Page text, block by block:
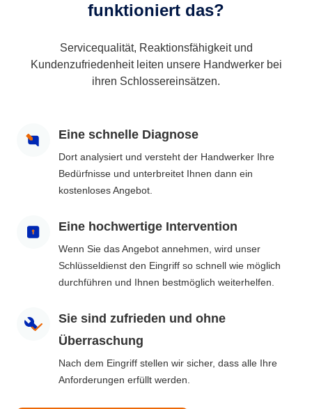
funktioniert das?
Servicequalität, Reaktionsfähigkeit und
Kundenzufriedenheit leiten unsere Handwerker bei
ihren Schlossereinsätzen.
Eine schnelle Diagnose
Dort analysiert und versteht der Handwerker Ihre
Bedürfnisse und unterbreitet Ihnen dann ein
kostenloses Angebot.
Eine hochwertige Intervention
Wenn Sie das Angebot annehmen, wird unser
Schlüsseldienst den Eingriff so schnell wie möglich
durchführen und Ihnen bestmöglich weiterhelfen.
Sie sind zufrieden und ohne
Überraschung
Nach dem Eingriff stellen wir sicher, dass alle Ihre
Anforderungen erfüllt werden.